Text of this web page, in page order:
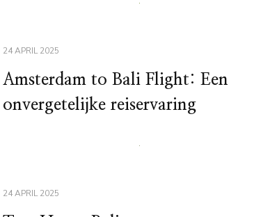
24 APRIL 2025
Amsterdam to Bali Flight: Een
onvergetelijke reiservaring
24 APRIL 2025